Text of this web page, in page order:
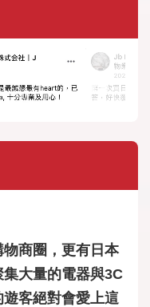
物商圈，更有日本
大量的電器與3C
客絕對會愛上這